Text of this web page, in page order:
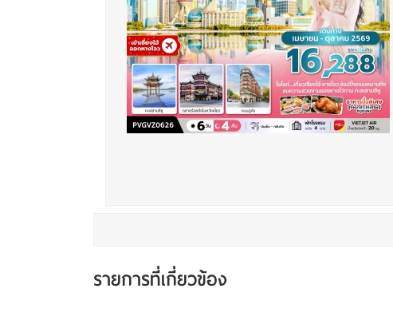
รายการที่เกี่ยวข้อง